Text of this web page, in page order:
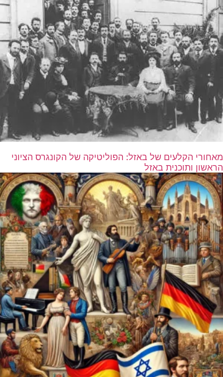
מאחורי הקלעים של באזל: הפוליטיקה של הקונגרס הציוני
הראשון ותוכנית באזל